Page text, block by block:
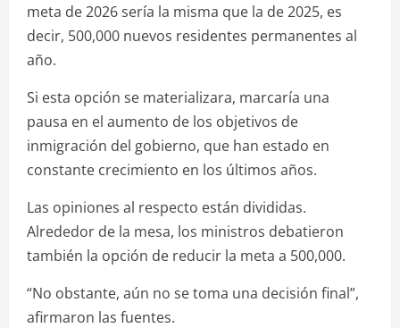
meta de 2026 sería la misma que la de 2025, es
decir, 500,000 nuevos residentes permanentes al
año.
Si esta opción se materializara, marcaría una
pausa en el aumento de los objetivos de
inmigración del gobierno, que han estado en
constante crecimiento en los últimos años.
Las opiniones al respecto están divididas.
Alrededor de la mesa, los ministros debatieron
también la opción de reducir la meta a 500,000.
“No obstante, aún no se toma una decisión final”,
afirmaron las fuentes.